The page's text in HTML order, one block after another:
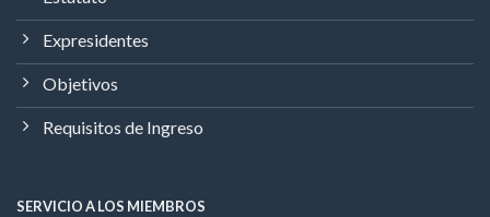
Expresidentes
Objetivos
Requisitos de Ingreso
SERVICIO A LOS MIEMBROS